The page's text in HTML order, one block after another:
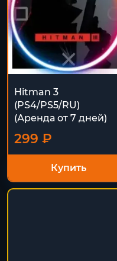
Hitman 3
(PS4/PS5/RU)
(Аренда от 7 дней)
299 ₽
Купить